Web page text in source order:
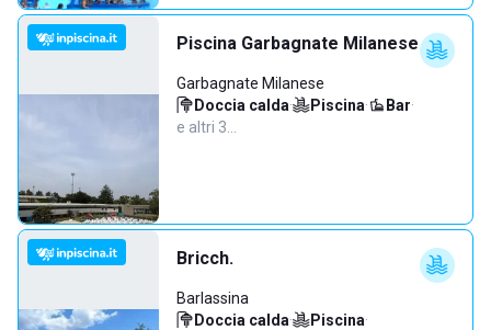
Piscina Garbagnate Milanese
Garbagnate Milanese
Doccia calda· Piscina· Bar·
e altri 3…
Bricch.
Barlassina
Doccia calda· Piscina·